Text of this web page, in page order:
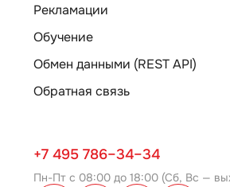
Рекламации
Обучение
Обмен данными (REST API)
Обратная связь
+7 495 786–34–34
Пн-Пт с 08:00 до 18:00 (Сб, Вс —